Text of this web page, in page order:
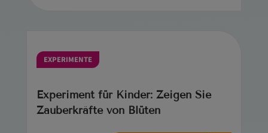
EXPERIMENTE
Experiment für Kinder: Zeigen Sie
Zauberkräfte von Blüten